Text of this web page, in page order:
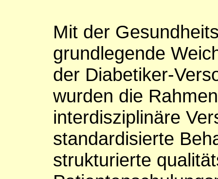
Mit der
grundlegende
der Diabetiker-
wurden die
interdisziplinäre
standardisierte
strukturierte